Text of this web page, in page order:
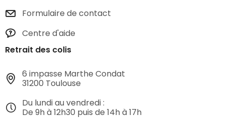
Formulaire de contact
Centre d'aide
Retrait des colis
6 impasse Marthe Condat
31200 Toulouse
Du lundi au vendredi :
De 9h à 12h30 puis de 14h à 17h